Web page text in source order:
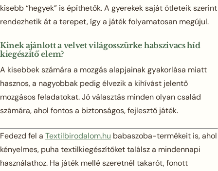
kisebb “hegyek” is építhetők. A gyerekek saját ötleteik szerint
rendezhetik át a terepet, így a játék folyamatosan megújul.
Kinek ajánlott a velvet világosszürke habszivacs híd
kiegészítő elem?
A kisebbek számára a mozgás alapjainak gyakorlása miatt
hasznos, a nagyobbak pedig élvezik a kihívást jelentő
mozgásos feladatokat. Jó választás minden olyan család
számára, ahol fontos a biztonságos, fejlesztő játék.
Fedezd fel a Textilbirodalom.hu babaszoba-termékeit is, ahol
kényelmes, puha textilkiegészítőket találsz a mindennapi
használathoz. Ha játék mellé szeretnél takarót, fonott